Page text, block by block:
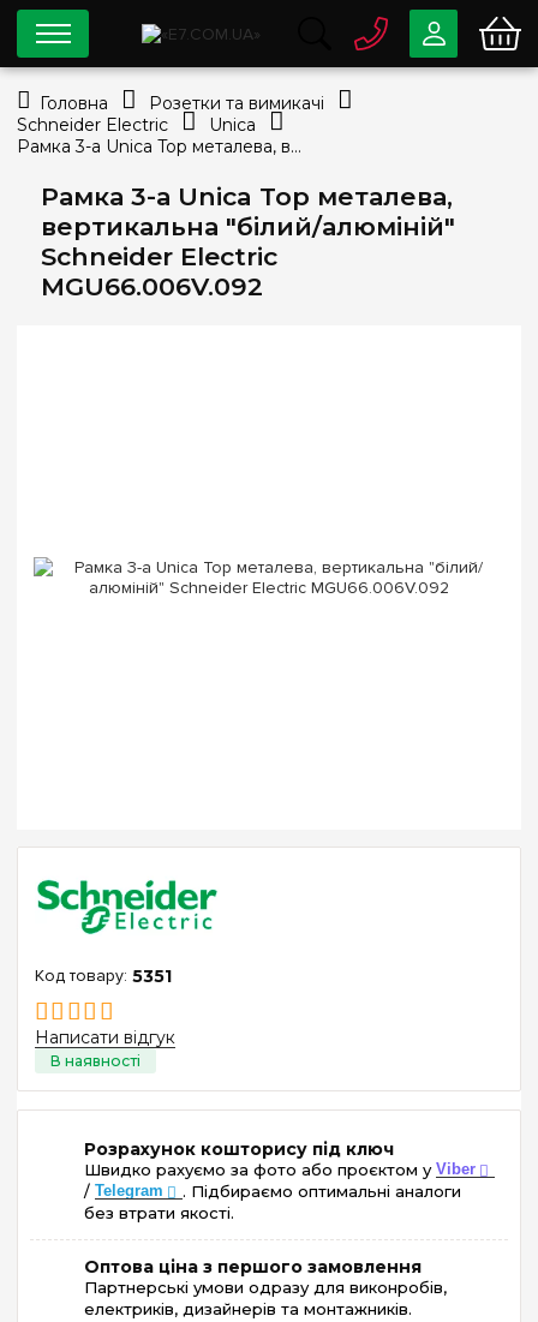
Рамка 3-а Unica Top металева,
вертикальна "білий/алюміній"
Schneider Electric
MGU66.006V.092
5351
Написати відгук
Розрахунок кошторису під ключ
Швидко рахуємо за фото або проєктом у Viber
/ Telegram
. Підбираємо оптимальні аналоги
без втрати якості.
Оптова ціна з першого замовлення
Партнерські умови одразу для виконробів,
електриків, дизайнерів та монтажників.
0 80033-63-07
info@e7.com.ua
Viber Telegram
Головна
Розетки та вимикачі
Schneider Electric
Unica
Рамка 3-а Unica Top металева, вертикальна "білий/алюміній" Schneider Electric MGU66.006V.092